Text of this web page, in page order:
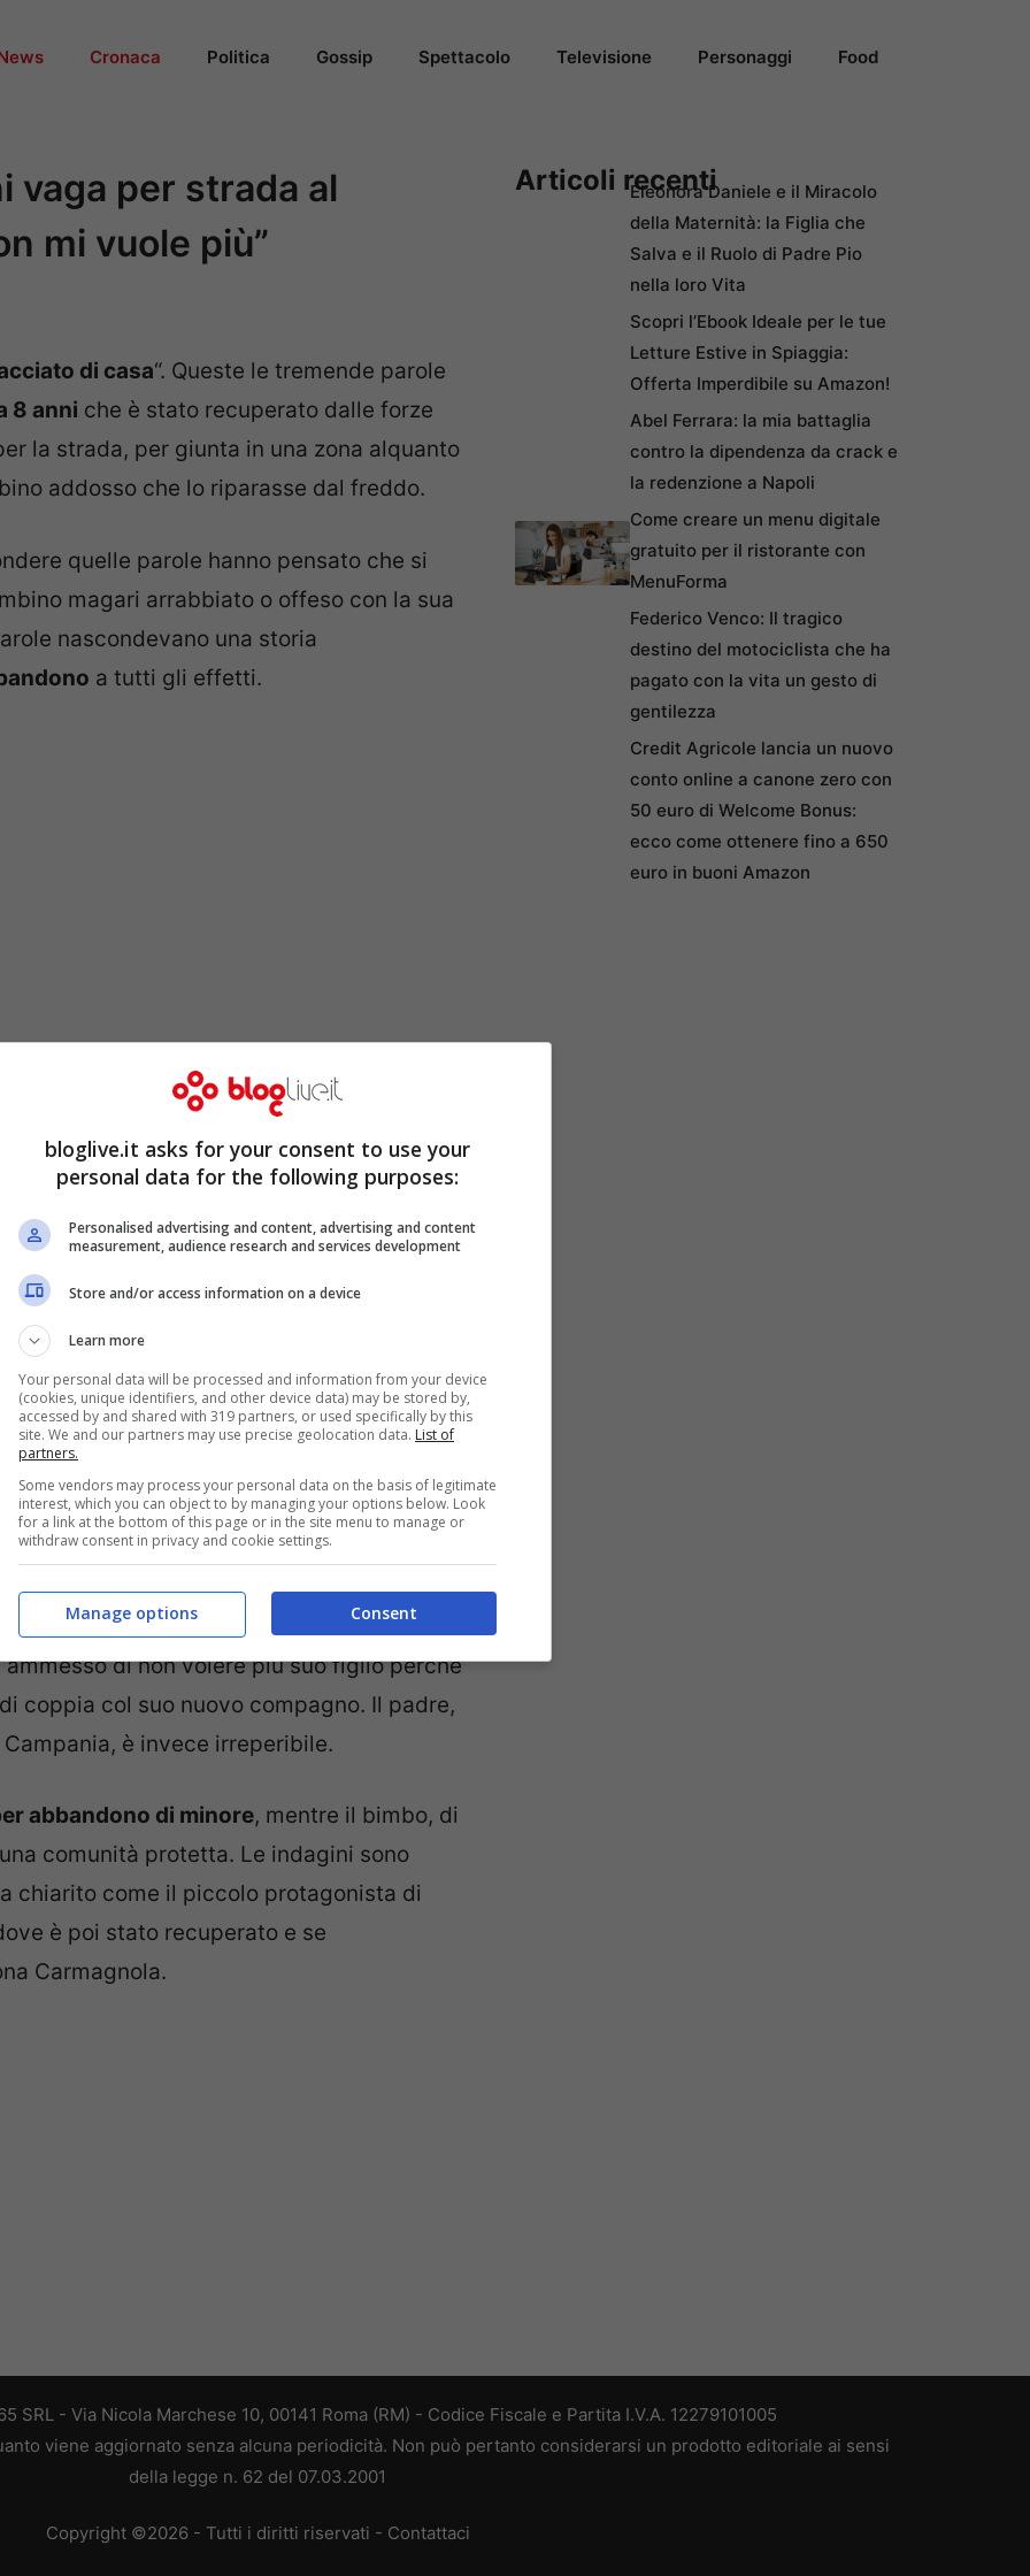
Cronaca Politica Gossip Spettacolo Televisione Personaggi Food
vaga per strada al
mi vuole più”
di casa“. Queste le tremende parole
8 anni che è stato recuperato dalle forze
la strada, per giunta in una zona alquanto
addosso che lo riparasse dal freddo.
quelle parole hanno pensato che si
magari arrabbiato o offeso con la sua
nascondevano una storia
a tutti gli effetti.
del torinese, dove il piccolo è stato
dopo che diversi automobilisti
nel bel mezzo della strada provinciale
8 anni, ha raccontato agli agenti di
non mi vuole più, ora vive con un
per cercare i miei parenti”.
tutto: la madre del bambino, che
di non volere più suo figlio perché
coppia col suo nuovo compagno. Il padre,
è invece irreperibile.
abbandono di minore, mentre il bimbo, di
comunità protetta. Le indagini sono
chiarito come il piccolo protagonista di
è poi stato recuperato e se
Carmagnola.
Articoli recentiEleonora Daniele e il Miracolo
della Maternità: la Figlia che
Salva e il Ruolo di Padre Pio
nella loro Vita
Scopri l’Ebook Ideale per le tue
Letture Estive in Spiaggia:
Offerta Imperdibile su Amazon!
Abel Ferrara: la mia battaglia
contro la dipendenza da crack e
la redenzione a Napoli
Come creare un menu digitale
gratuito per il ristorante con
MenuForma
Federico Venco: Il tragico
destino del motociclista che ha
pagato con la vita un gesto di
gentilezza
Credit Agricole lancia un nuovo
conto online a canone zero con
50 euro di Welcome Bonus:
ecco come ottenere fino a 650
euro in buoni Amazon
SRL - Via Nicola Marchese 10, 00141 Roma (RM) - Codice Fiscale e Partita I.V.A. 12279101005
viene aggiornato senza alcuna periodicità. Non può pertanto considerarsi un prodotto editoriale ai sensi
della legge n. 62 del 07.03.2001
Copyright ©2026 - Tutti i diritti riservati - Contattaci
bloglive.it asks for your consent to use your
personal data for the following purposes:
Personalised advertising and content, advertising and content
measurement, audience research and services development
Store and/or access information on a device
Learn more
Your personal data will be processed and information from your device
(cookies, unique identifiers, and other device data) may be stored by,
accessed by and shared with 319 partners, or used specifically by this
site. We and our partners may use precise geolocation data. List of
partners.
Some vendors may process your personal data on the basis of legitimate
interest, which you can object to by managing your options below. Look
for a link at the bottom of this page or in the site menu to manage or
withdraw consent in privacy and cookie settings.
Consent
Manage options